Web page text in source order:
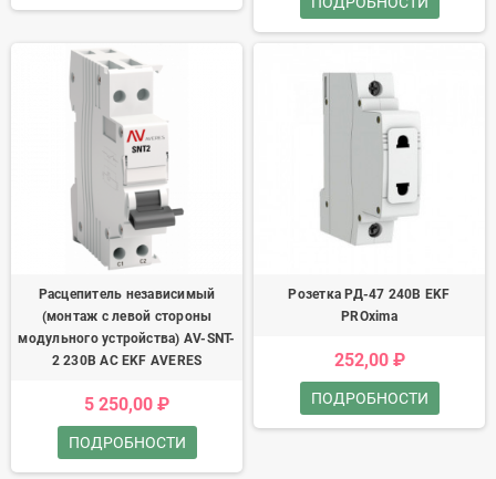
Расцепитель независимый
(монтаж с левой стороны
модульного устройства) AV-SNT-
2 230В AC EKF AVERES
5 250,00 ₽
ПОДРОБНОСТИ
Розетка РД-47 240В EKF
PROxima
252,00 ₽
ПОДРОБНОСТИ